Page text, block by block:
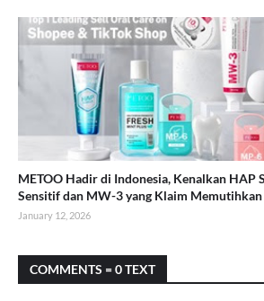
METOO Hadir di Indonesia, Kenalkan HAP
Sensitif dan MW-3 yang Klaim
January 12, 2026
COMMENTS = 0 TEXT